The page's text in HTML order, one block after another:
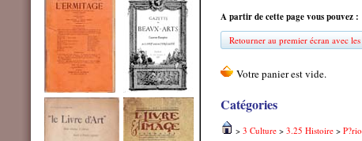
A partir de cette page vous pouvez :
Retourner au premier écran avec
Catégories
> 3 Culture > 3.25 Histoire >